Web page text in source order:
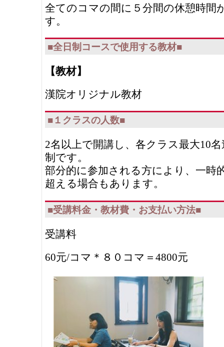
全てのコマの間に５分間の休憩時間
す。
■全日制コースで使用する教材■
【教材】
漢院オリジナル教材
■１クラスの人数■
2名以上で開講し、各クラス最大10
制です。
部分的に参加される方により、一時
超える場合もあります。
■受講料金・教材費・お支払い方法■
受講料
60元/コマ＊８０コマ＝4800元